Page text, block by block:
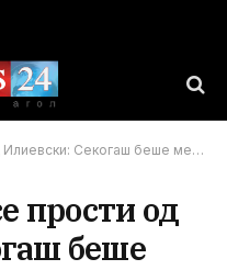
Секогаш беше меѓу народот
од
беше